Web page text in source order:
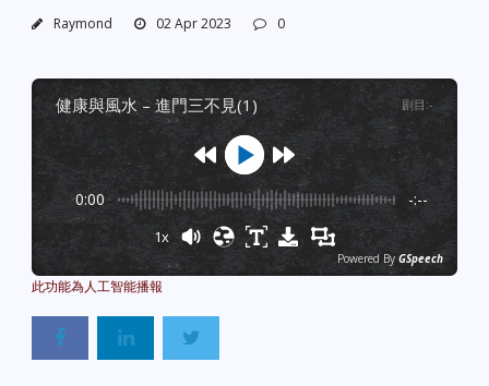
Raymond 02 Apr 2023 0
健康與風水 – 進門三不見(1) 剧目 :-
0:00 -:--
1x
Powered By GSpeech